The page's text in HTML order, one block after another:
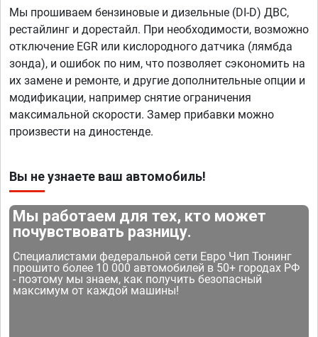
Мы прошиваем бензиновые и дизельные (DI-D) ДВС,
рестайлинг и дорестайл. При необходимости, возможно
отключение EGR или кислородного датчика (лямбда
зонда), и ошибок по ним, что позволяет сэкономить на
их замене и ремонте, и другие дополнительные опции и
модификации, например снятие ограничения
максимальной скорости. Замер прибавки можно
произвести на диностенде.
Вы не узнаете ваш автомобиль!
Мы работаем для тех, кто может
почувствовать разницу.
Специалистами федеральной сети Евро Чип Тюнинг
прошито более 10 000 автомобилей в 50+ городах РФ
- поэтому мы знаем, как получить безопасный
максимум от каждой машины!